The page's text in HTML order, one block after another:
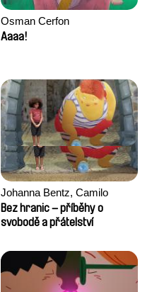
Osman Cerfon
Aaaa!
Johanna Bentz, Camilo
Colmenares, Sandra Dajani,
Madeleine Dallmeyer, Nazgol
Khaled Nawal, Nada Riyad
Bez hranic – příběhy o
svobodě a přátelství